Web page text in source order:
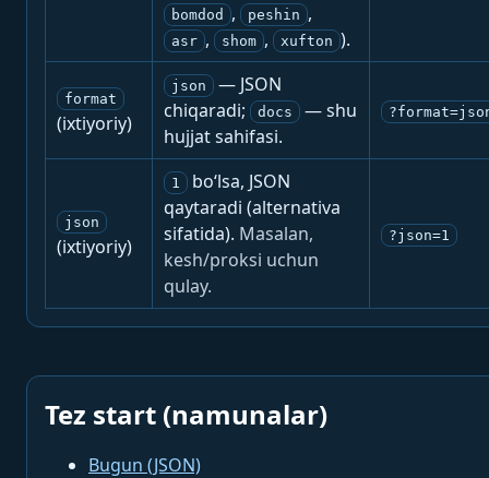
bomdod , peshin ,
asr , shom , xufton ).
format
(ixtiyoriy)
json
— JSON
chiqaradi;
docs
— shu
hujjat sahifasi.
json
(ixtiyoriy)
1
bo‘lsa, JSON
qaytaradi (alternativa
sifatida). Masalan,
kesh/proksi uchun
qulay.
?json=1
Tez start (namunalar)
Bugun (JSON)